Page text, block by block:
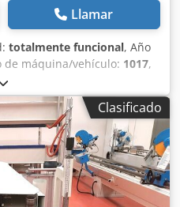
Llamar
totalmente funcional, Año
de máquina/vehículo: 1017,
bloques de hormigón (y
utilizaba para producir
arcilla expandida. Desde
funcionamiento, se ha
en orden: - 2 pcs. silos
neumáticas). -
materia prima a la tolva
Transportador de suministro
Clasificado